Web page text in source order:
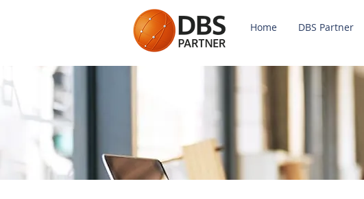
Home DBS Partner